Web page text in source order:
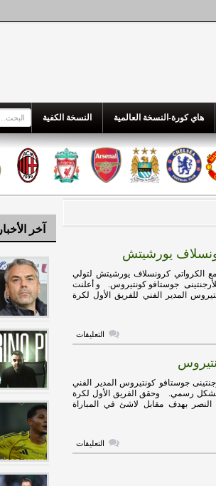
هاي كورة-النسخة العالمية النسخة الكفية
يورشيتش
الكرواتي كرونسلاف يورشيتش لتولي
للأرجنتينى جوستافو كونتيروس. و أعلنت
المدير الفني للفريق الأول لكرة
التعليقاتعلى
النصر
كرونسلاف
يورشيتش
مغلقة
جوستافو كونتيروس المدير الفني
بشكل رسمي. وحقق الفريق الأول لكرة
النصر بهدف مقابل لاشئ في المباراة
التعليقاتعلى
النصر
آخر الأخبار